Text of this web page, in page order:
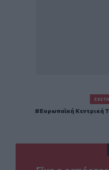
Ευρωπαϊκή Κεντρική